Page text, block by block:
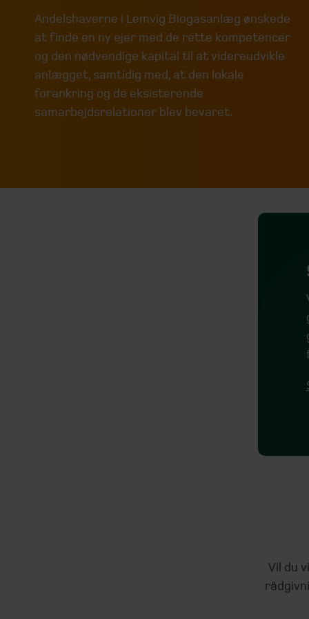
Andelshaverne i Lemvig Biogasanlæg ønskede
at finde en ny ejer med de rette kompetencer
og den nødvendige kapital til at videreudvikle
anlægget, samtidig med, at den lokale
forankring og de eksisterende
samarbejdsrelationer blev bevaret.
Vil du